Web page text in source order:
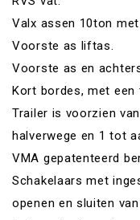
Valx assen 10ton
Voorste as liftas.
Voorste as en
Kort bordes, met een
Trailer is voorzien
halverwege en 1 tot
VMA gepatenteerd
Schakelaars met
openen en sluiten